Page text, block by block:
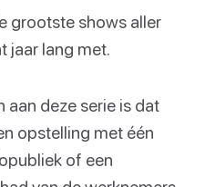
grootste shows aller
jaar lang met.
aan deze serie is dat
opstelling met één
of een